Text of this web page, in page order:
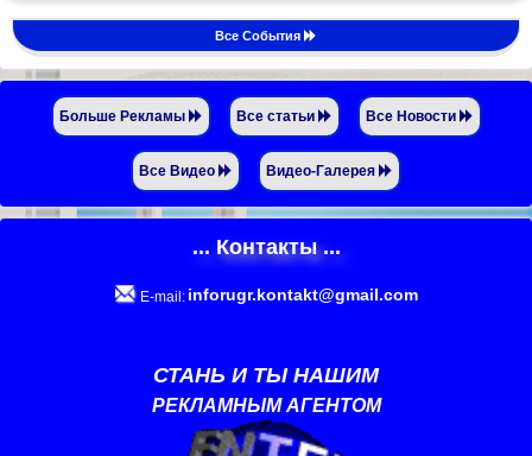
Все События
Больше Рекламы Все статьи Все Новости
Все Видео Видео-Галерея
... Контакты ...
E-mail: inforugr.kontakt@gmail.com
СТАНЬ И ТЫ НАШИМ
РЕКЛАМНЫМ АГЕНТОМ